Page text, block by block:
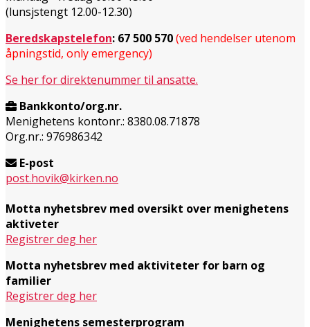
(lunsjstengt 12.00-12.30)
Beredskapstelefon: 67 500 570(ved hendelser utenom
åpningstid, only emergency)
Se her for direktenummer til ansatte.
Bankkonto/org.nr.
Menighetens kontonr.: 8380.08.71878
Org.nr.: 976986342
E-post
post.hovik@kirken.no
Motta nyhetsbrev med oversikt over menighetens
aktiveter
Registrer deg her
Motta nyhetsbrev med aktiviteter for barn og
familier
Registrer deg her
Menighetens semesterprogram